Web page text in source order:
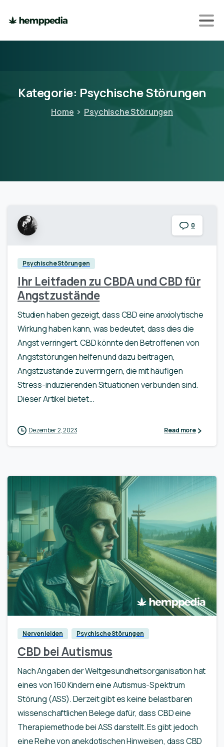
Kategorie: PsychischeStörungen
Home Psychische Störungen
0
Psychische Störungen
Ihr Leitfaden zu CBDA und CBD für
Angstzustände
Studien haben gezeigt, dass CBD eine anxiolytische
Wirkung haben kann, was bedeutet, dass dies die
Angst verringert. CBD könnte den Betroffenen von
Angststörungen helfen und dazu beitragen,
Angstzustände zu verringern, die mit häufigen
Stress-induzierenden Situationen verbunden sind.
Dieser Artikel bietet...
Dezember 2, 2023 Read more
0
Nervenleiden Psychische Störungen
CBD bei Autismus
Nach Angaben der Weltgesundheitsorganisation hat
eines von 160 Kindern eine Autismus-Spektrum
Störung (ASS). Derzeit gibt es keine belastbaren
wissenschaftlichen Belege dafür, dass CBD eine
Therapiemethode bei ASS darstellt. Es gibt jedoch
eine Reihe von anekdotischen Hinweisen, dass CBD